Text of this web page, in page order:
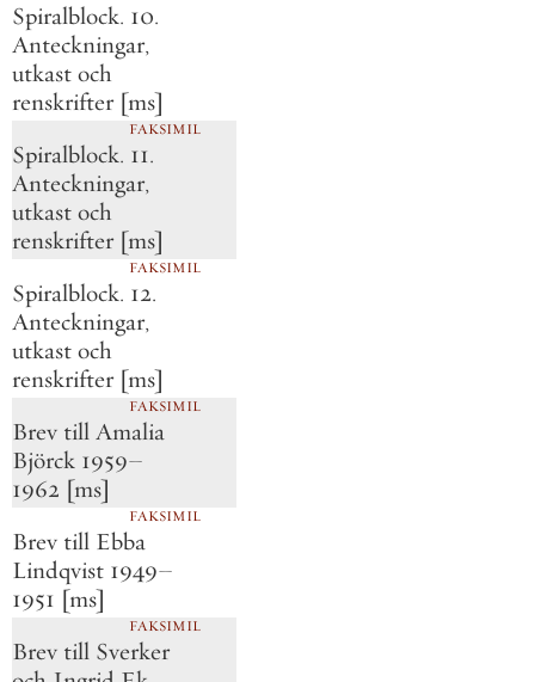
Spiralblock. 10.
Anteckningar,
utkast och
renskrifter [ms]
FAKSIMIL
Spiralblock. 11.
Anteckningar,
utkast och
renskrifter [ms]
FAKSIMIL
Spiralblock. 12.
Anteckningar,
utkast och
renskrifter [ms]
FAKSIMIL
Brev till Amalia
Björck 1959–
1962 [ms]
FAKSIMIL
Brev till Ebba
Lindqvist 1949–
1951 [ms]
FAKSIMIL
Brev till Sverker